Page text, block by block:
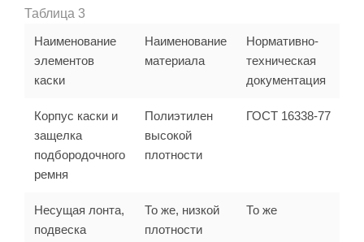
Таблица 3
Наименование
элементов
каски
Наименование
материала
Нормативно-
техническая
документация
Корпус каски и
защелка
подбородочного
ремня
Полиэтилен
высокой
плотности
ГОСТ 16338-77
Несущая лонта,
подвеска
То же, низкой
плотности
То же